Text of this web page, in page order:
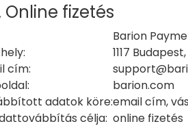
Online fizetés
Barion
1117
cím:
barion.com
adatok köre:email cím,
célja: online fizetés